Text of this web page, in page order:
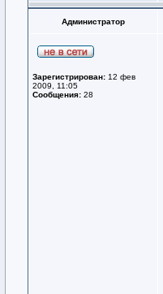
Администратор
Зарегистрирован: 12 фев
2009, 11:05
Сообщения: 28